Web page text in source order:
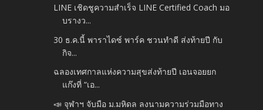
LINE เชิดชูความสำเร็จ LINE Certified Coach มอ
บรางว...
30 ธ.ค.นี้ พาราไดซ์ พาร์ค ชวนทำดี ส่งท้ายปี กับ
กิจ...
ฉลองเทศกาลแห่งความสุขส่งท้ายปี เอนจอยยก
แก๊งที่ “เอ...
📣 จุฬาฯ จับมือ ม.มหิดล ลงนามความร่วมมือทาง